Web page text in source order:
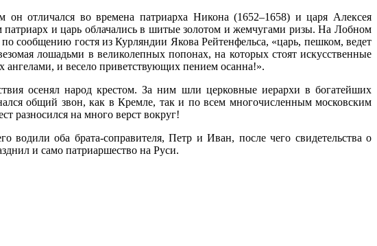
отличался во времена патриарха Никона (1652–1658) и царя Алексея
и царь облачались в шитые золотом и жемчугами ризы. На Лобном
сообщению гостя из Курляндии Якова Рейтенфельса, «царь, пешком, ведет
лошадьми в великолепных попонах, на которых стоят искусственные
ангелами, и весело приветствующих пением осанна!».
осенял народ крестом. За ним шли церковные иерархи в богатейших
общий звон, как в Кремле, так и по всем многочисленным московским
разносился на много верст вокруг!
водили оба брата-соправителя, Петр и Иван, после чего свидетельства о
и само патриаршество на Руси.